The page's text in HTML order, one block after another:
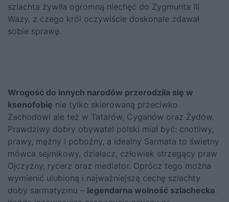
szlachta żywiła ogromną niechęć do Zygmunta III
Wazy, z czego król oczywiście doskonale zdawał
sobie sprawę.
Wrogość do innych narodów przerodziła się w
ksenofobię nie tylko skierowaną przeciwko
Zachodowi ale też w Tatarów, Cyganów oraz Żydów.
Prawdziwy dobry obywatel polski miał być: cnotliwy,
prawy, mężny i pobożny, a idealny Sarmata to świetny
mówca sejmikowy, działacz, człowiek strzegący praw
Ojczyzny, rycerz oraz mediator. Oprócz tego można
wymienić ulubioną i najważniejszą cechę szlachty
doby sarmatyzmu – legendarna wolność szlachecka.